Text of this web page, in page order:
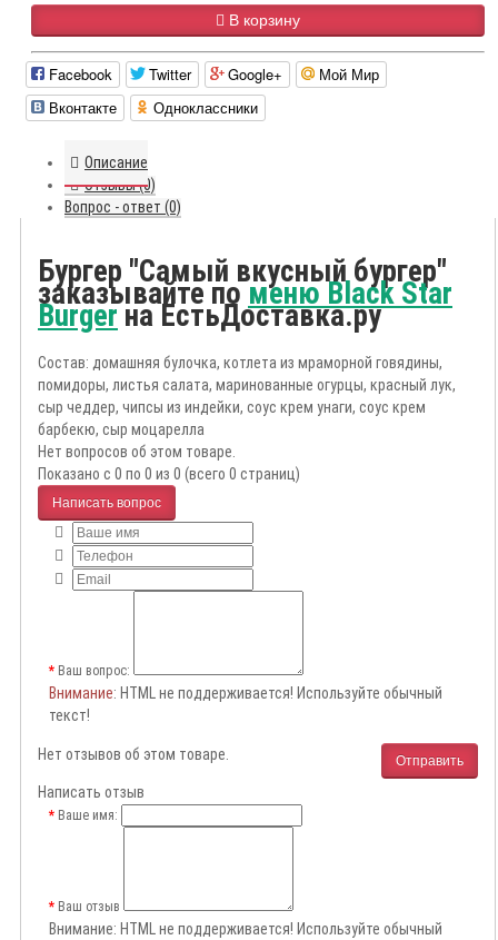
В корзину
Facebook Twitter Google+
Мой Мир
Вконтакте
Одноклассники
Описание
Отзывы (0)
Вопрос - ответ (0)
Бургер "Самый вкусный бургер"
заказывайте поменю Black Star
Burgerна ЕстьДоставка.ру
Состав: домашняя булочка, котлета из мраморной говядины,
помидоры, листья салата, маринованные огурцы, красный лук,
сыр чеддер, чипсы из индейки, соус крем унаги, соус крем
барбекю, сыр моцарелла
Нет вопросов об этом товаре.
Показано с 0 по 0 из 0 (всего 0 страниц)
Написать вопрос
Ваш вопрос:
Внимание: HTML не поддерживается! Используйте обычный
текст!
Отправить
Нет отзывов об этом товаре.
Написать отзыв
Ваше имя:
Ваш отзыв
Внимание: HTML не поддерживается! Используйте обычный